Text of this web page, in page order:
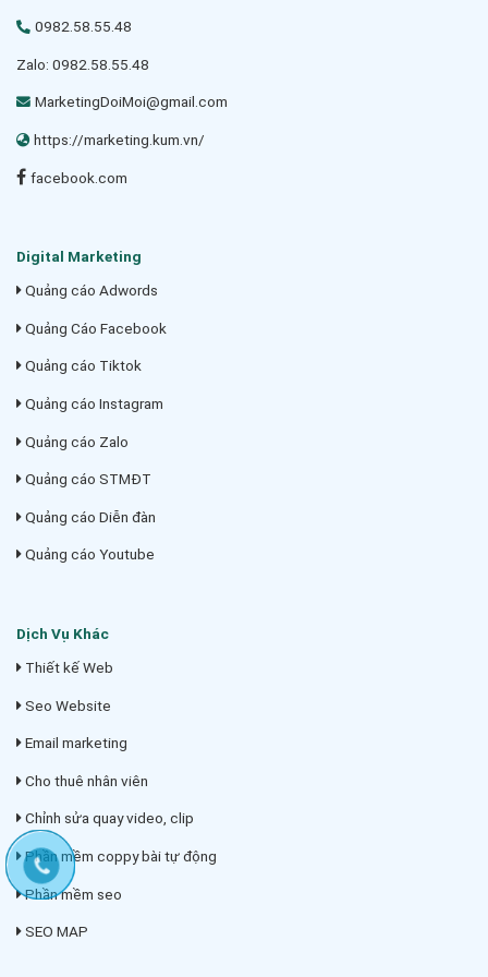
0982.58.55.48
Zalo: 0982.58.55.48
MarketingDoiMoi@gmail.com
https://marketing.kum.vn/
facebook.com
Digital Marketing
Quảng cáo Adwords
Quảng Cáo Facebook
Quảng cáo Tiktok
Quảng cáo Instagram
Quảng cáo Zalo
Quảng cáo STMĐT
Quảng cáo Diễn đàn
Quảng cáo Youtube
Dịch Vụ Khác
Thiết kế Web
Seo Website
Email marketing
Cho thuê nhân viên
Chỉnh sửa quay video, clip
Phần mềm coppy bài tự động
Phần mềm seo
SEO MAP